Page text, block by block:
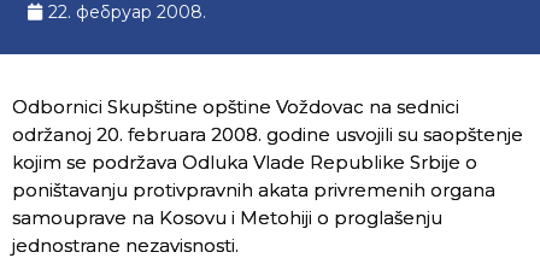
22. фебруар 2008.
Odbornici Skupštine opštine Voždovac na sednici
održanoj 20. februara 2008. godine usvojili su saopštenje
kojim se podržava Odluka Vlade Republike Srbije o
poništavanju protivpravnih akata privremenih organa
samouprave na Kosovu i Metohiji o proglašenju
jednostrane nezavisnosti.